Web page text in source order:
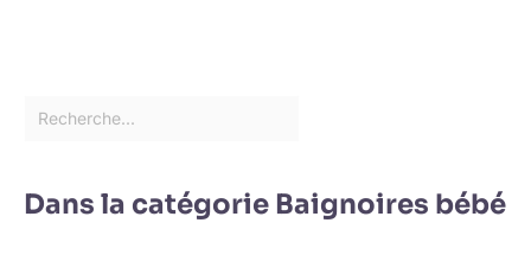
Dans la catégorie Baignoires bébé